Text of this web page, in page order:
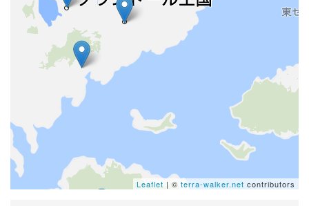
Leaflet | © terra-walker.net contributors